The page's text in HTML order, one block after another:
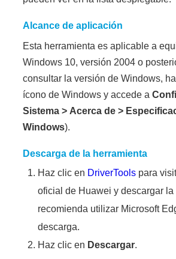
Alcance de aplicación
Esta herramienta es aplicable a
Windows 10, versión 2004 o
consultar la versión de Windows,
ícono de Windows y accede a
Sistema > Acerca de >
Windows).
Descarga de la herramienta
Haz clic en DriverTools para
oficial de Huawei y descargar
recomienda utilizar Microsoft
descarga.
Haz clic en Descargar.